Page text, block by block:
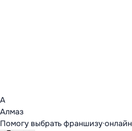
А
Алмаз
Помогу выбрать франшизу·онлайн